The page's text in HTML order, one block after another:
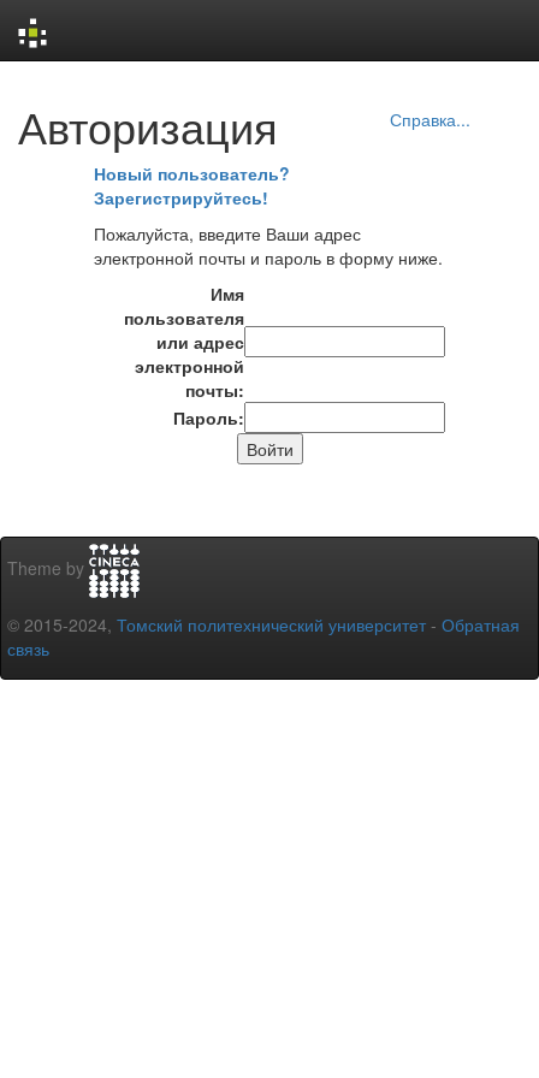
navigation
Авторизация Справка...
Новый пользователь?
Зарегистрируйтесь!
Пожалуйста, введите Ваши адрес
электронной почты и пароль в форму ниже.
Имя
пользователя
или адрес
электронной
почты:
Пароль:
Theme by
© 2015-2024, Томский политехнический университет - Обратная
связь